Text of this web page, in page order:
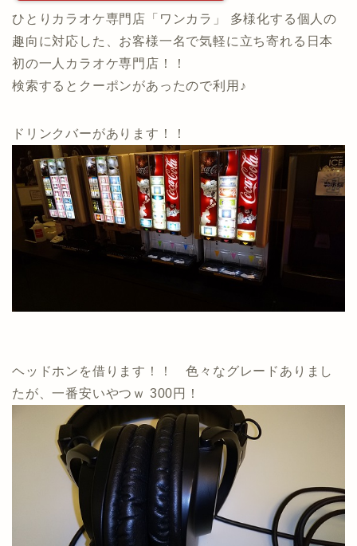
ひとりカラオケ専門店「ワンカラ」 多様化する個人の
趣向に対応した、お客様一名で気軽に立ち寄れる日本
初の一人カラオケ専門店！！
検索するとクーポンがあったので利用♪
ドリンクバーがあります！！
ヘッドホンを借ります！！ 色々なグレードありまし
たが、一番安いやつｗ 300円！